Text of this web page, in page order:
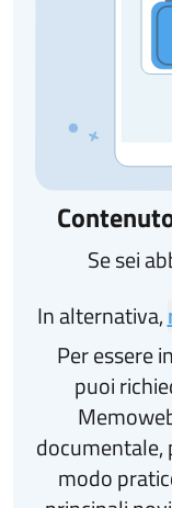
Se sei
In alternativa,
Per essere
puoi
documentale,
modo